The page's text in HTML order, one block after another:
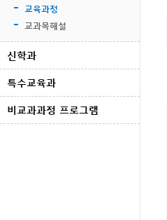
교육과정
교과목해설
신학과
특수교육과
비교과과정 프로그램